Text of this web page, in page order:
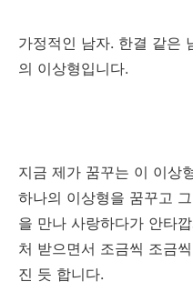
가정적인 남자. 한결 같은
의 이상형입니다.
지금 제가 꿈꾸는 이 이상
하나의 이상형을 꿈꾸고
을 만나 사랑하다가 안타
처 받으면서 조금씩 조금
진 듯 합니다.